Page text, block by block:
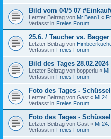
Bild vom 04/5 07
Letzter Beitrag von Mr.Bean1 «
Verfasst in Freies Forum
25.6. / Taucher vs. Bagger
Letzter Beitrag von
Verfasst in Freies Forum
Bild des Tages 28.02.2024
Letzter Beitrag von bopperlu « Mi
Verfasst in Freies Forum
Foto des Tages -
Letzter Beitrag von Gast « Mi
Verfasst in Freies Forum
Foto des Tages -
Letzter Beitrag von Gast « Mi
Verfasst in Freies Forum